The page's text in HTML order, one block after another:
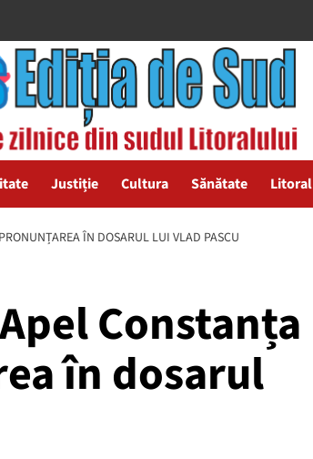
Justiție Cultura Sănătate Litoral
ÎN DOSARUL LUI VLAD PASCU
Constanța
în dosarul